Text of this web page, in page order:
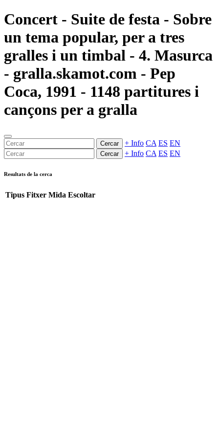
Concert - Suite de festa - Sobre
un tema popular, per a tres
gralles i un timbal - 4. Masurca
- gralla.skamot.com - Pep
Coca, 1991 - 1148 partitures i
cançons per a gralla
Cercar + Info CA ES EN
Cercar + Info CA ES EN
Resultats de la cerca
Tipus Fitxer Mida Escoltar